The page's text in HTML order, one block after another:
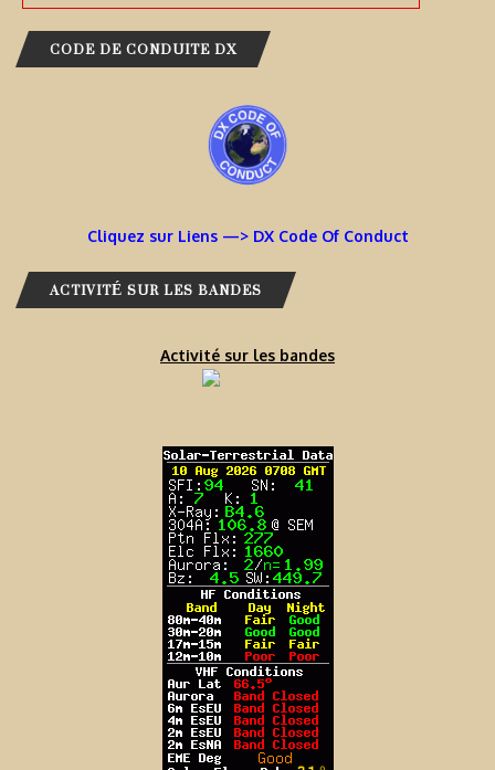
CODE DE CONDUITE DX
Cliquez sur Liens —> DX Code Of Conduct
ACTIVITÉ SUR LES BANDES
Activité sur les bandes